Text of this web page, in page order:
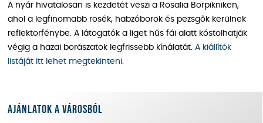
A nyár hivatalosan is kezdetét veszi a Rosalia Borpikniken,
ahol a legfinomabb rosék, habzóborok és pezsgők kerülnek
reflektorfénybe. A látogatók a liget hűs fái alatt kóstolhatják
végig a hazai borászatok legfrissebb kínálatát. A kiállítók
listáját itt lehet megtekinteni
Ajánlatok a városból